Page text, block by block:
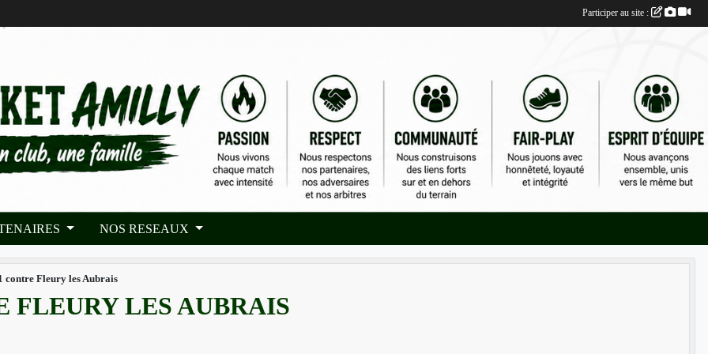
NOS RESEAUX
contre Fleury les Aubrais
FLEURY LES AUBRAIS
Participer au site :